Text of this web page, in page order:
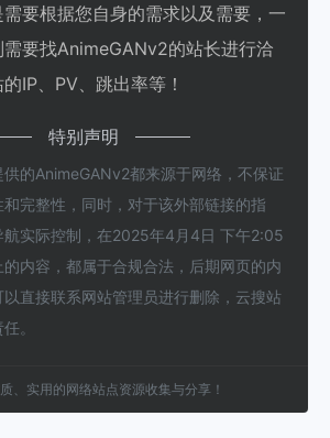
要根据您自身的需求以及需要，一
要找AnimeGANv2的站长进行洽
IP、PV、跳出率等！
特别声明
的AnimeGANv2都来源于网络，不保证
完整性，同时，对于该外部链接的指
航实际控制，在2025年4月4日 下午2:05
内容，都属于合规合法，后期网页的内
直接联系网站管理员进行删除，云搜站
。
、实用的网络站点资源收集与分享！